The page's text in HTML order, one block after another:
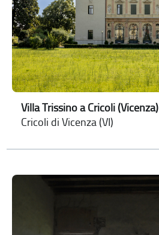
Villa Trissino a Cricoli (Vicenza)
Cricoli di Vicenza (VI)